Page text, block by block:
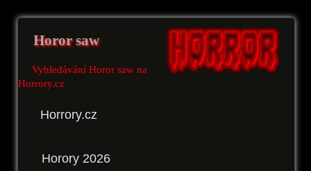
Horor saw
Vyhledávání Horor saw na
Horrory.cz
Horrory.cz
Horory 2026